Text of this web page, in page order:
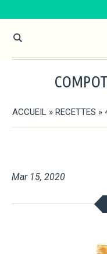
ACCUEIL» RECETTES »
Mar 15, 2020